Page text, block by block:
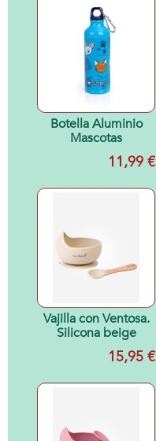
Botella Aluminio
Mascotas
11,99 €
Vajilla con Ventosa.
Silicona beige
15,95 €